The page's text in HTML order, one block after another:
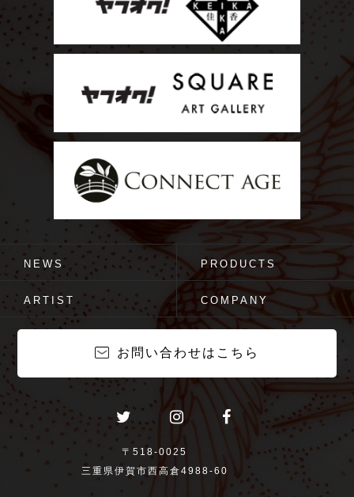
NEWS PRODUCTS
ARTIST COMPANY
お問い合わせはこちら
〒518-0025
三重県伊賀市西高倉4988-60